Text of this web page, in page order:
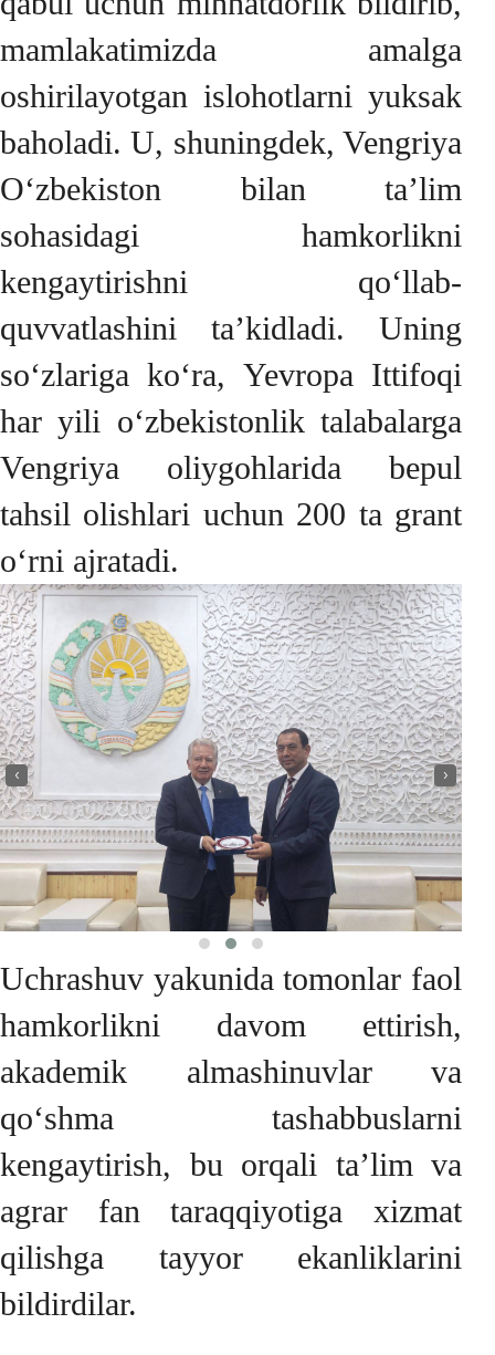
mamlakatimizda amalga
oshirilayotgan islohotlarni yuksak
baholadi. U, shuningdek, Vengriya
O‘zbekiston bilan ta’lim
sohasidagi hamkorlikni
kengaytirishni qo‘llab-
quvvatlashini ta’kidladi. Uning
so‘zlariga ko‘ra, Yevropa Ittifoqi
har yili o‘zbekistonlik talabalarga
Vengriya oliygohlarida bepul
tahsil olishlari uchun 200 ta grant
o‘rni ajratadi.
‹ ›
Uchrashuv yakunida tomonlar faol
hamkorlikni davom ettirish,
akademik almashinuvlar va
qo‘shma tashabbuslarni
kengaytirish, bu orqali ta’lim va
agrar fan taraqqiyotiga xizmat
qilishga tayyor ekanliklarini
bildirdilar.